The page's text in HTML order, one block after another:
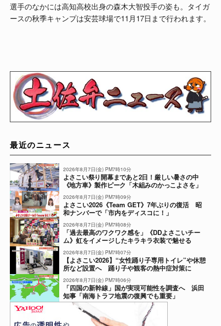
選手のなかには高知高校出身の森木大智投手の姿も。タイガ
ースの秋季キャンプは安芸球場で11月17日まで行われます。
最近のニュース
2026年8月7日(金) PM7時10分
よさこい祭り開幕まであと2日！厳しい暑さの中
《地方車》製作ピーク「木組みのかっこよさを」
2026年8月7日(金) PM7時09分
よさこい2026《Team GET》7年ぶりの復活 昭
和ナンバーで「市内をディスコに！」
2026年8月7日(金) PM7時08分
「過去最高のワクワク感を」《DDよさこいチー
ム》虹をイメージしたキラキラ衣装で魅せる
2026年8月7日(金) PM7時07分
【よさこい2026】“女性踊り子専用トイレ”や休憩
所など設置へ 踊り子や観客の熱中症対策に
2026年8月7日(金) PM7時06分
「四国の新幹線」国が実現可能性を調査へ 浜田
知事「南海トラフ地震の復興でも重要」